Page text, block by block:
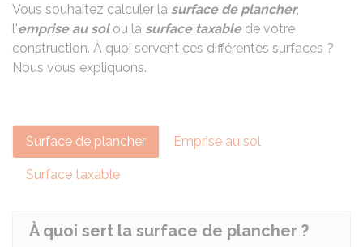
Vous souhaitez calculer la surface de plancher,
l'emprise au solou la surface taxablede votre
construction. À quoi servent ces différentes surfaces ?
Nous vous expliquons.
Surface de plancher Emprise au sol
Surface taxable
À quoi sert la surface de plancher ?